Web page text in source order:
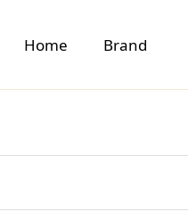
Home Brand